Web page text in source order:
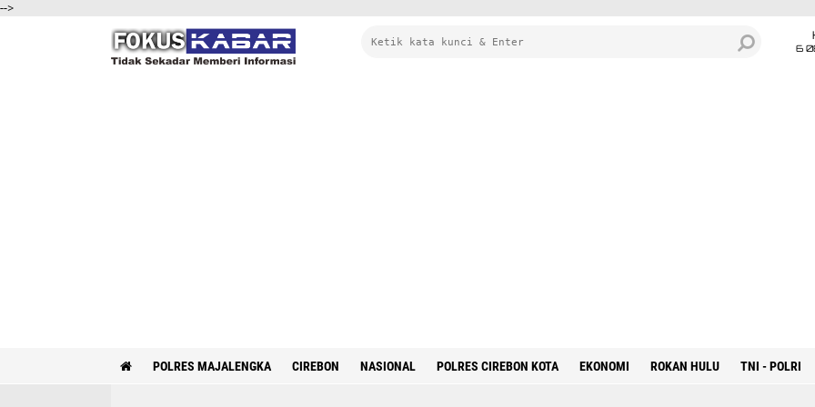
-->
6
POLRES MAJALENGKA CIREBON NASIONAL POLRES CIREBON KOTA EKONOMI ROKAN HULU TNI - POLRI